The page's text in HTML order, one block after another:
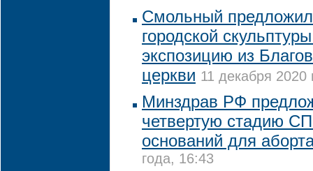
Смольный
городской
экспозицию из
церкви 11 декабря 2020
Минздрав РФ
четвертую стадию
оснований для
года, 16:43